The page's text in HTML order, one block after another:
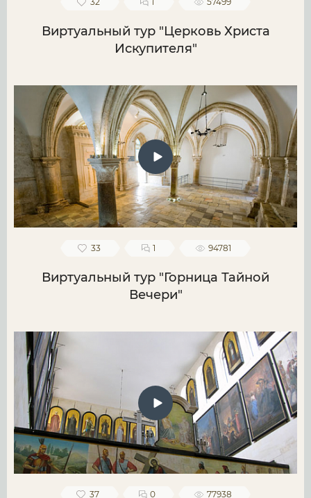
Виртуальный тур "Церковь Христа
Искупителя"
33 1 94781
Виртуальный тур "Горница Тайной
Вечери"
37 0 77938